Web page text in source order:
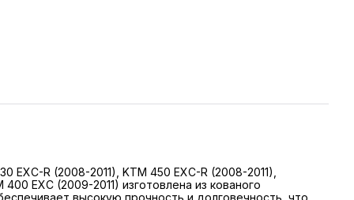
R (2008-2011), KTM 450 EXC-R (2008-2011),
EXC (2009-2011) изготовлена из кованого
высокую прочность и долговечность, что